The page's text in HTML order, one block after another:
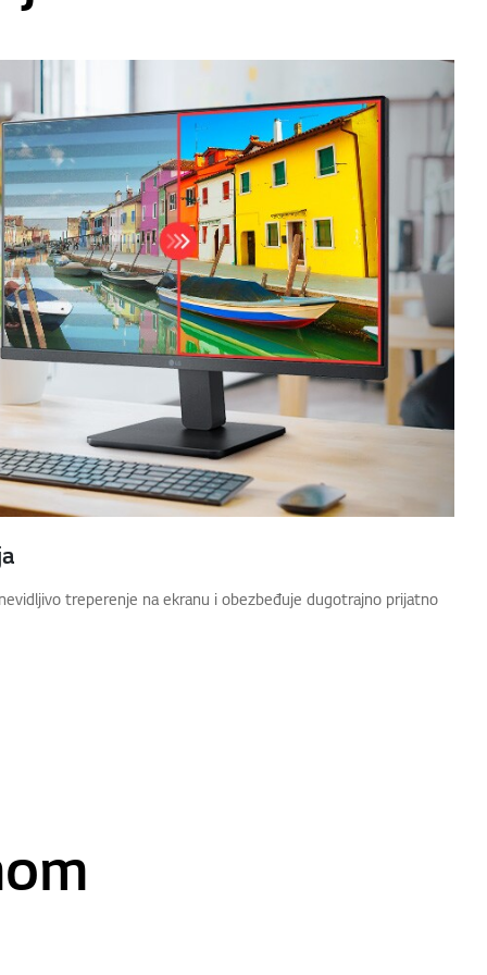
treperenje na ekranu i obezbeđuje dugotrajno prijatno